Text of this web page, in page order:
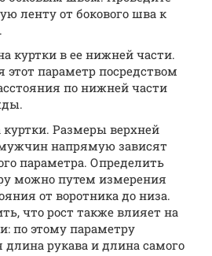
ленту от бокового шва к
куртки в ее нижней части.
этот параметр посредством
по нижней части
куртки. Размеры верхней
напрямую зависят
параметра. Определить
можно путем измерения
от воротника до низа.
что рост также влияет на
по этому параметру
длина рукава и длина самого